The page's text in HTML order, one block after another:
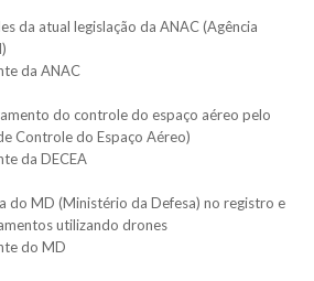
da atual legislação da ANAC (Agência
da ANAC
do controle do espaço aéreo pelo
Controle do Espaço Aéreo)
da DECEA
do MD (Ministério da Defesa) no registro e
utilizando drones
do MD